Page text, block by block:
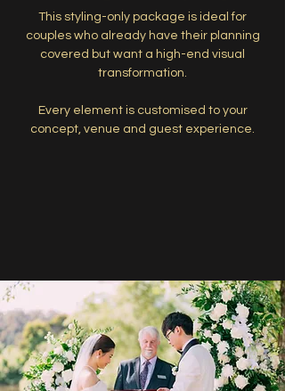
This styling-only package is ideal for
couples who already have their planning
covered but want a high-end visual
transformation.
Every element is customised to your
concept, venue and guest experience.